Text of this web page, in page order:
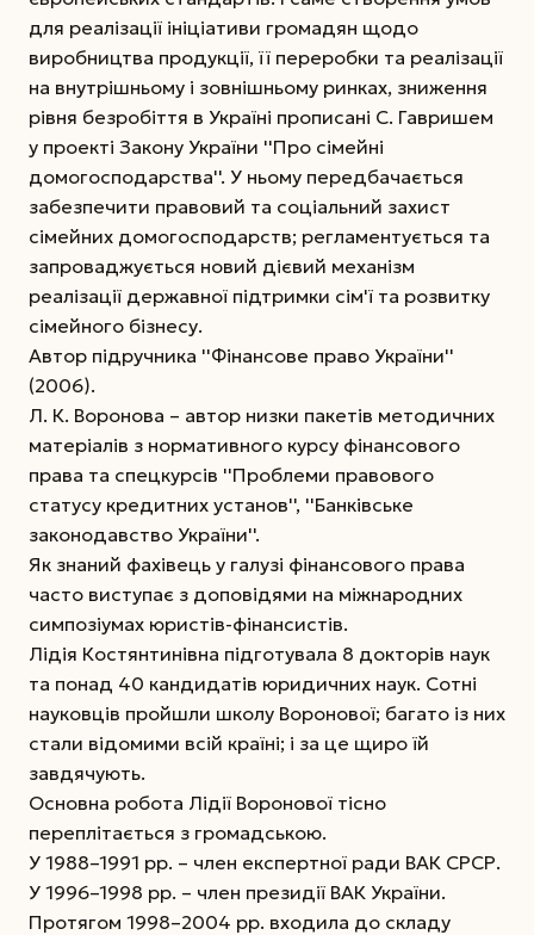
для реалізації ініціативи громадян щодо
виробництва продукції, її переробки та реалізації
на внутрішньому і зовнішньому ринках, зниження
рівня безробіття в Україні прописані С. Гавришем
у проекті Закону України ''Про сімейні
домогосподарства''. У ньому передбачається
забезпечити правовий та соціальний захист
сімейних домогосподарств; регламентується та
запроваджується новий дієвий механізм
реалізації державної підтримки сім'ї та розвитку
сімейного бізнесу.
Автор підручника ''Фінансове право України''
(2006).
Л. К. Воронова – автор низки пакетів методичних
матеріалів з нормативного курсу фінансового
права та спецкурсів ''Проблеми правового
статусу кредитних установ'', ''Банківське
законодавство України''.
Як знаний фахівець у галузі фінансового права
часто виступає з доповідями на міжнародних
симпозіумах юристів-фінансистів.
Лідія Костянтинівна підготувала 8 докторів наук
та понад 40 кандидатів юридичних наук. Сотні
науковців пройшли школу Воронової; багато із них
стали відомими всій країні; і за це щиро їй
завдячують.
Основна робота Лідії Воронової тісно
переплітається з громадською.
У 1988–1991 рр. – член експертної ради ВАК СРСР.
У 1996–1998 рр. – член президії ВАК України.
Протягом 1998–2004 рр. входила до складу